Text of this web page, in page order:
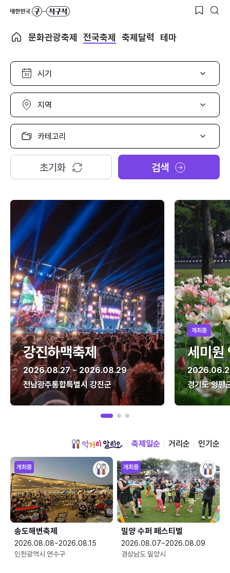
문화관광축제 전국축제 축제달력 테마
시
선
택
지
선
택
카
고
리
택
초기화 검색
강진하맥축제
2026.08.27 ~ 2026.08.29
전남광주통합특별시 강진군
개최중
세미원
경기도 양평
축제일순 거리순 인기순
개최중
송도해변축제
2026.08.08~2026.08.15
인천광역시 연수구
개최중
밀양 수퍼 페스티벌
2026.08.07~2026.08.09
경상남도 밀양시